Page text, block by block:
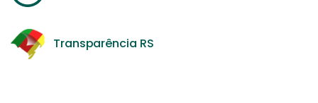
Transparência RS